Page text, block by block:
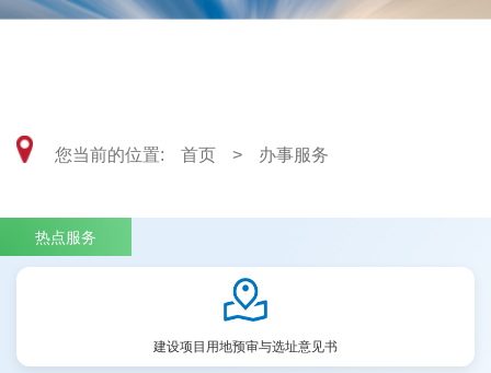
您当前的位置: 首页 > 办事服务
热点服务
建设项目用地预审与选址意见书